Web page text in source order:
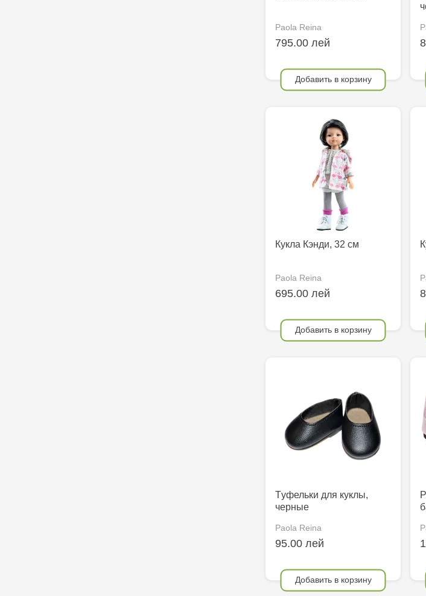
Paola Reina
795.00 лей
Добавить в корзину
Кукла Кэнди, 32 см
Paola Reina
695.00 лей
Добавить в корзину
Tуфельки для куклы,
черные
Paola Reina
95.00 лей
Добавить в корзину